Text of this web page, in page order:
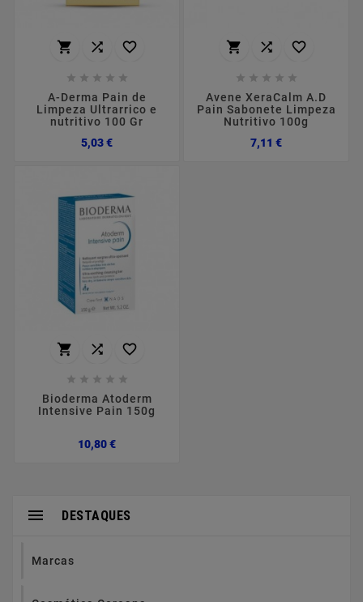
  
    
A-Derma Pain de
Limpeza Ultrarrico e
nutritivo 100 Gr
5,03 €Preço
  
    
Avene XeraCalm A.D
Pain Sabonete Limpeza
Nutritivo 100g
7,11 €Preço
  
    
Bioderma Atoderm
Intensive Pain 150g
10,80 €Preço
DESTAQUES

Marcas